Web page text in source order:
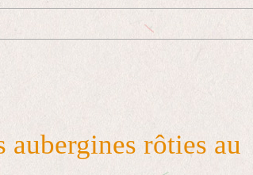
aubergines rôties au